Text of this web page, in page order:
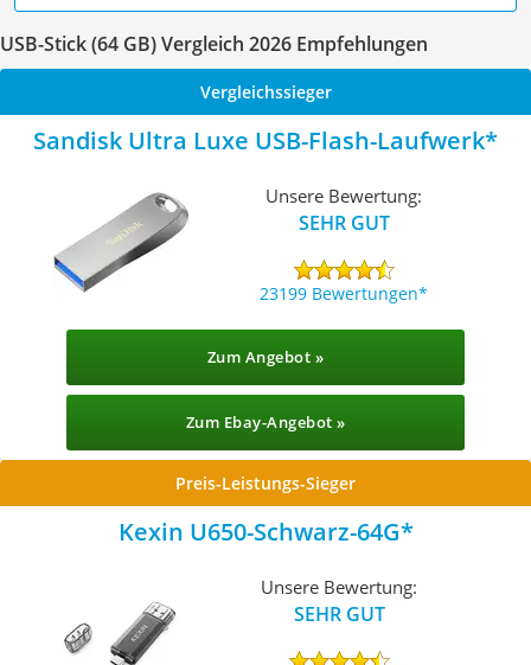
USB-Stick (64 GB) Vergleich 2026 Empfehlungen
Vergleichssieger
Sandisk Ultra Luxe USB-Flash-Laufwerk
Unsere Bewertung:
SEHR GUT
23199 Bewertungen
Zum Angebot »
Zum Ebay-Angebot »
Preis-Leistungs-Sieger
Kexin U650-Schwarz-64G
Unsere Bewertung:
SEHR GUT